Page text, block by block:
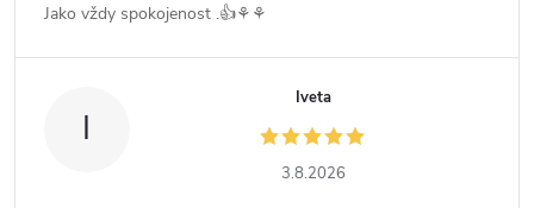
Jako vždy spokojenost .👍⚘️⚘️
I
Iveta
3.8.2026